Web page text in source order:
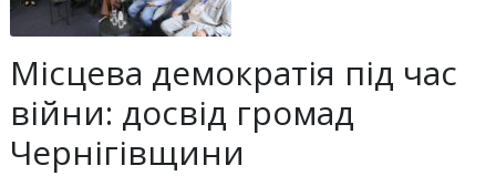
Місцева демократія під час
війни: досвід громад
Чернігівщини